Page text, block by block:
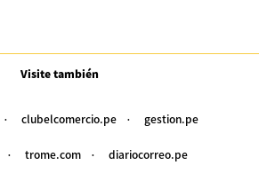
Visite también
clubelcomercio.pe gestion.pe
trome.com diariocorreo.pe